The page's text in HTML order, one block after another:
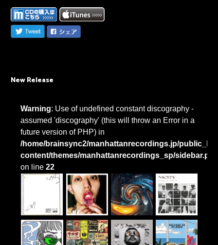
New Release
Warning: Use of undefined constant discography -
assumed 'discography' (this will throw an Error in a
future version of PHP) in
/home/brainsync2/manhattanrecordings.jp/
content/themes/manhattanrecordings_sp/
on line22